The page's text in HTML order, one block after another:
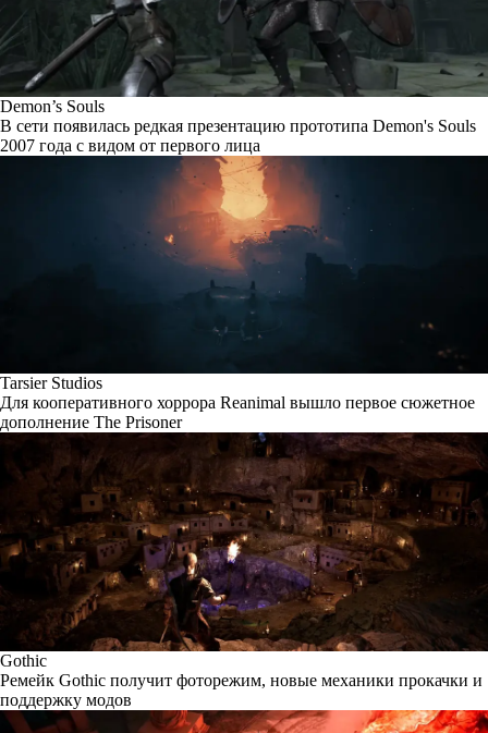
Demon’s Souls
В сети появилась редкая презентацию прототипа Demon's Souls
2007 года с видом от первого лица
Tarsier Studios
Для кооперативного хоррора Reanimal вышло первое сюжетное
дополнение The Prisoner
Gothic
Ремейк Gothic получит фоторежим, новые механики прокачки и
поддержку модов